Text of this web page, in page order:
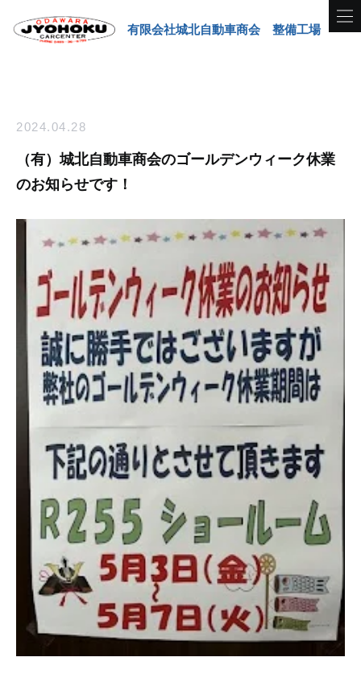
有限会社城北自動車商会 整備工場
2024.04.28
（有）城北自動車商会のゴールデンウィーク休業
のお知らせです！